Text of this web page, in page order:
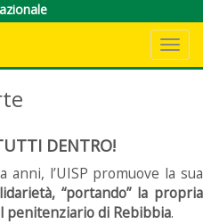
DENTRO!
anni, l’UISP promuove la sua
“portando” la propria
penitenziario di Rebibbia.